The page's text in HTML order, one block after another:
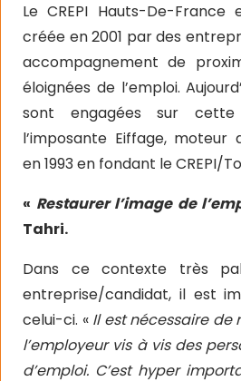
Le CREPI Hauts-De-France
créée en 2001 par des
accompagnement de
éloignées de l’emploi.
sont engagées sur
l’imposante Eiffage,
en 1993 en fondant le CREPI/
« Restaurer l’image de
Tahri.
Dans ce contexte très
entreprise/candidat, il est
celui-ci. «Il est nécessaire de
l’employeur vis à vis des
d’emploi. C’est hyper